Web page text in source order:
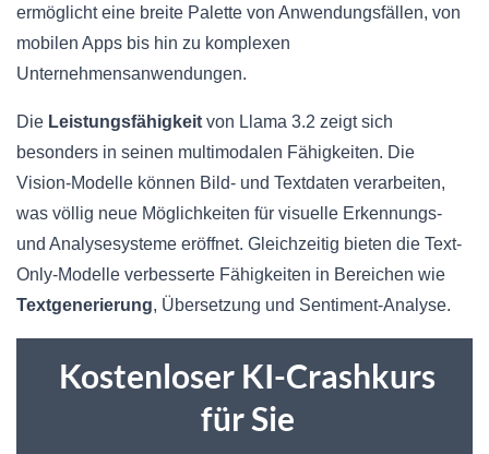
ermöglicht eine breite Palette von Anwendungsfällen, von
mobilen Apps bis hin zu komplexen
Unternehmensanwendungen.
Die Leistungsfähigkeit von Llama 3.2 zeigt sich
besonders in seinen multimodalen Fähigkeiten. Die
Vision-Modelle können Bild- und Textdaten verarbeiten,
was völlig neue Möglichkeiten für visuelle Erkennungs-
und Analysesysteme eröffnet. Gleichzeitig bieten die Text-
Only-Modelle verbesserte Fähigkeiten in Bereichen wie
Textgenerierung, Übersetzung und Sentiment-Analyse.